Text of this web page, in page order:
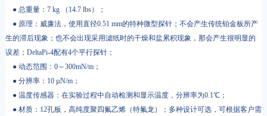
● 总重量：7 kg （14.7 lbs）；
● 原理：威廉法，使用直径0.51 mm的特种微型探针；不会产生传统铂金板所产
生的滞后现象；也不会出现采用滤纸时的干燥和盐累积现象，那会产生很明显的
误差；DeltaPi-4配有4个平行探针；
● 动态范围：0～300mN/m；
● 分辨率：10 µN/m；
● 温度传感器：在实验过程中自动检测和显示温度，分辨率为0.1℃；
● 材质：12孔板，高纯度聚四氟乙烯（特氟龙）；多种设计可选，可根据客户需